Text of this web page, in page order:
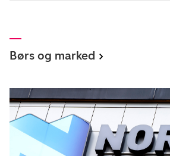
Børs og marked